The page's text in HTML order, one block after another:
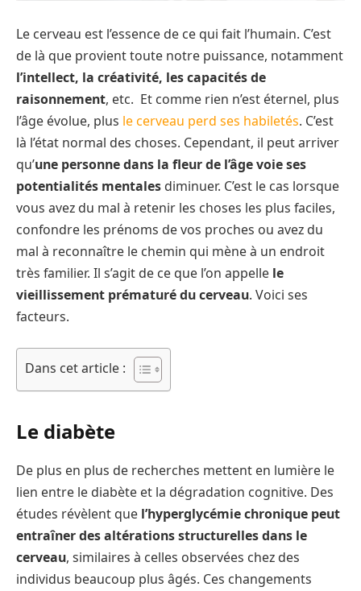
Le cerveau est l’essence de ce qui fait l’humain. C’est
de là que provient toute notre puissance, notamment
l’intellect, la créativité, les capacités de
raisonnement, etc. Et comme rien n’est éternel, plus
l’âge évolue, plus le cerveau perd ses habiletés. C’est
là l’état normal des choses. Cependant, il peut arriver
qu’une personne dans la fleur de l’âge voie ses
potentialités mentales diminuer. C’est le cas lorsque
vous avez du mal à retenir les choses les plus faciles,
confondre les prénoms de vos proches ou avez du
mal à reconnaître le chemin qui mène à un endroit
très familier. Il s’agit de ce que l’on appelle le
vieillissement prématuré du cerveau. Voici ses
facteurs.
Dans cet article :
Le diabète
De plus en plus de recherches mettent en lumière le
lien entre le diabète et la dégradation cognitive. Des
études révèlent que l’hyperglycémie chronique peut
entraîner des altérations structurelles dans le
cerveau, similaires à celles observées chez des
individus beaucoup plus âgés. Ces changements